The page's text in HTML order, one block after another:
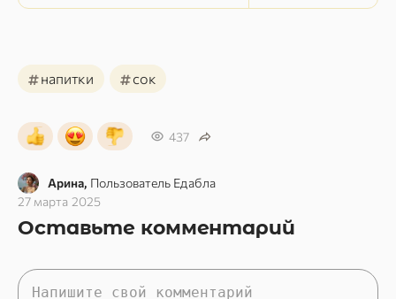
#напитки #сок
437
Арина, Пользователь Едабла
27 марта 2025
Оставьте комментарий